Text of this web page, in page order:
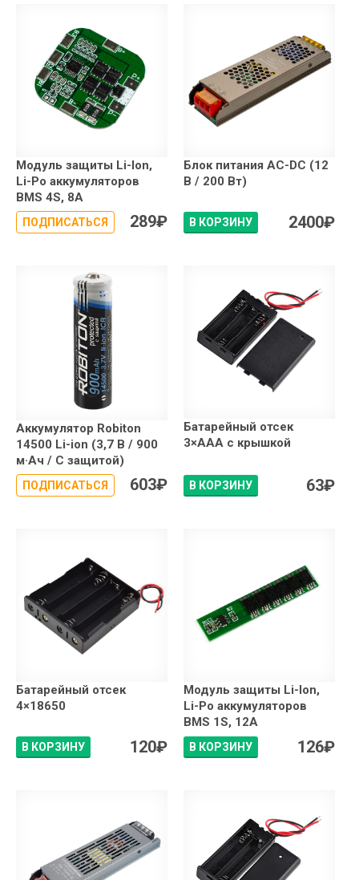
Модуль защиты Li-Ion,
Li-Po аккумуляторов
BMS 4S, 8A
ПОДПИСАТЬСЯ 289₽
Блок питания AC-DC (12
В / 200 Вт)
В КОРЗИНУ 2400₽
Аккумулятор Robiton
14500 Li-ion (3,7 В / 900
м·Ач / С защитой)
ПОДПИСАТЬСЯ 603₽
Батарейный отсек
3×АAA с крышкой
В КОРЗИНУ 63₽
Батарейный отсек
4×18650
В КОРЗИНУ 120₽
Модуль защиты Li-Ion,
Li-Po аккумуляторов
BMS 1S, 12A
В КОРЗИНУ 126₽